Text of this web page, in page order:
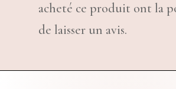
acheté ce produit ont la
de laisser un avis.